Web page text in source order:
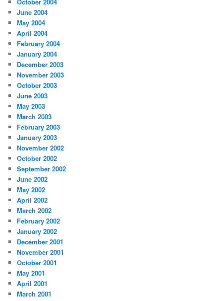
June 2004
May 2004
April 2004
February 2004
January 2004
December 2003
November 2003
October 2003
June 2003
May 2003
March 2003
February 2003
January 2003
November 2002
October 2002
September 2002
June 2002
May 2002
April 2002
March 2002
February 2002
January 2002
December 2001
November 2001
October 2001
May 2001
April 2001
March 2001